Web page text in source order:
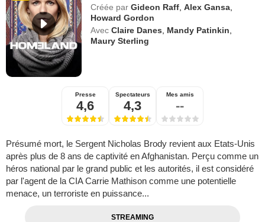
Créée par Gideon Raff ,Alex Gansa
Howard Gordon
Avec Claire Danes Mandy Patinkin
Maury Sterling
Presse
4,6
Spectateurs
4,3
Mes amis
--
Présumé mort, le Sergent Nicholas Brody revient aux Etats-Unis
après plus de 8 ans de captivité en Afghanistan. Perçu comme un
héros national par le grand public et les autorités, il est considéré
par l'agent de la CIA Carrie Mathison comme une potentielle
menace, un terroriste en puissance...
STREAMING